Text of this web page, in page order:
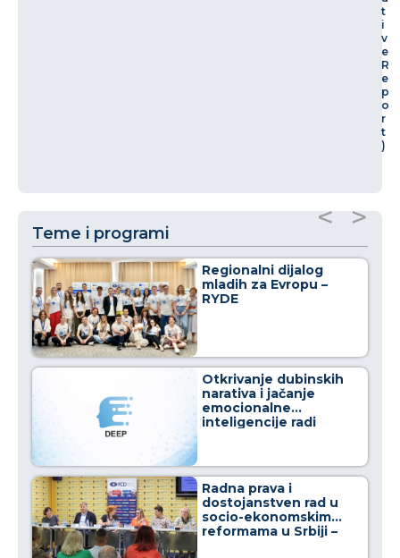
t
i
v
e
R
e
p
o
r
t
)
Teme i programi
Regionalni dijalog
mladih za Evropu –
RYDE
Otkrivanje dubinskih
narativa i jačanje
emocionalne
inteligencije radi
dezinformacija
Radna prava i
dostojanstven rad u
socio-ekonomskim
reformama u Srbiji –
< >